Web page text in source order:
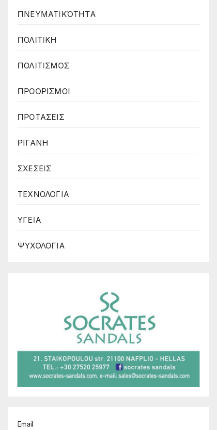
ΠΝΕΥΜΑΤΙΚΌΤΗΤΑ
ΠΟΛΙΤΙΚΗ
ΠΟΛΙΤΙΣΜΟΣ
ΠΡΟΟΡΙΣΜΟΙ
ΠΡΟΤΑΣΕΙΣ
ΡΙΓΑΝΗ
ΣΧΕΣΕΙΣ
ΤΕΧΝΟΛΟΓΙΑ
ΥΓΕΙΑ
ΨΥΧΟΛΟΓΙΑ
Email